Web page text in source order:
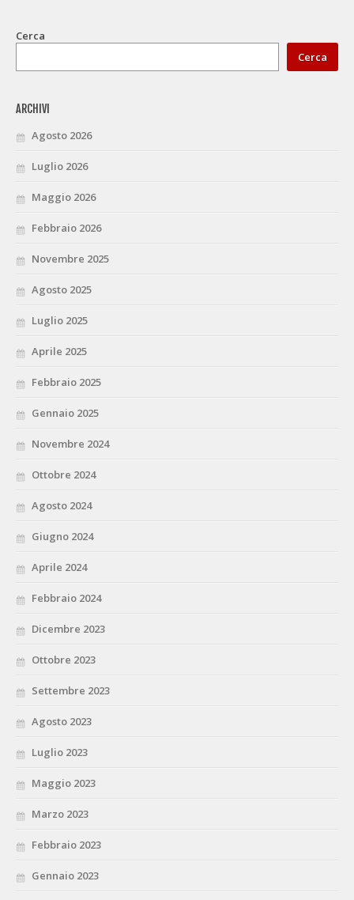
Cerca
Cerca
ARCHIVI
Agosto 2026
Luglio 2026
Maggio 2026
Febbraio 2026
Novembre 2025
Agosto 2025
Luglio 2025
Aprile 2025
Febbraio 2025
Gennaio 2025
Novembre 2024
Ottobre 2024
Agosto 2024
Giugno 2024
Aprile 2024
Febbraio 2024
Dicembre 2023
Ottobre 2023
Settembre 2023
Agosto 2023
Luglio 2023
Maggio 2023
Marzo 2023
Febbraio 2023
Gennaio 2023